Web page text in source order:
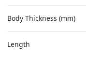
Body Thickness (mm)
Length